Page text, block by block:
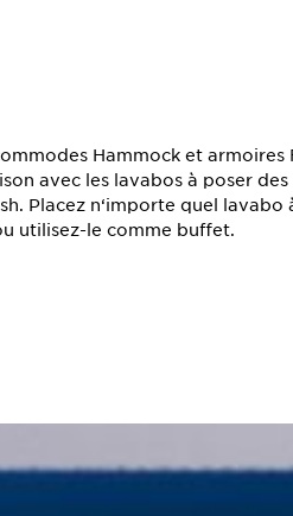
Hammock et armoires
avec les lavabos à poser des
Placez n‘importe quel lavabo
utilisez-le comme buffet.